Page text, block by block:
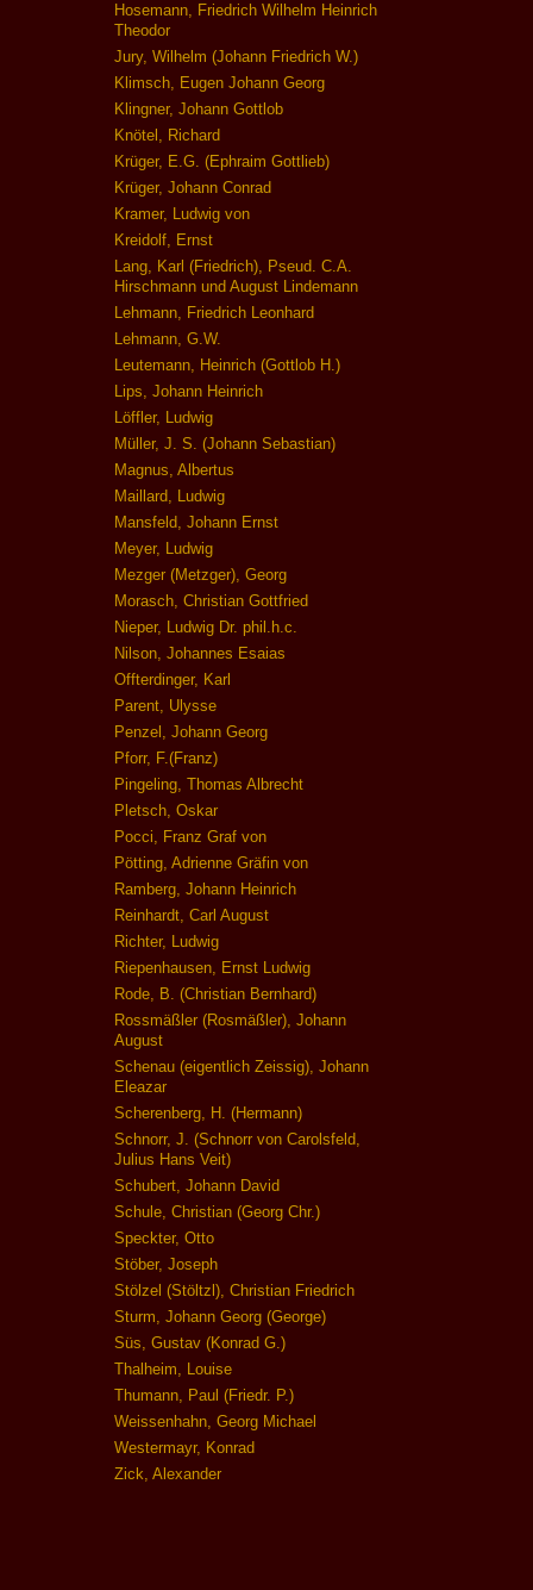
Hosemann, Friedrich Wilhelm Heinrich
Theodor
Jury, Wilhelm (Johann Friedrich W.)
Klimsch, Eugen Johann Georg
Klingner, Johann Gottlob
Knötel, Richard
Krüger, E.G. (Ephraim Gottlieb)
Krüger, Johann Conrad
Kramer, Ludwig von
Kreidolf, Ernst
Lang, Karl (Friedrich), Pseud. C.A.
Hirschmann und August Lindemann
Lehmann, Friedrich Leonhard
Lehmann, G.W.
Leutemann, Heinrich (Gottlob H.)
Lips, Johann Heinrich
Löffler, Ludwig
Müller, J. S. (Johann Sebastian)
Magnus, Albertus
Maillard, Ludwig
Mansfeld, Johann Ernst
Meyer, Ludwig
Mezger (Metzger), Georg
Morasch, Christian Gottfried
Nieper, Ludwig Dr. phil.h.c.
Nilson, Johannes Esaias
Offterdinger, Karl
Parent, Ulysse
Penzel, Johann Georg
Pforr, F.(Franz)
Pingeling, Thomas Albrecht
Pletsch, Oskar
Pocci, Franz Graf von
Pötting, Adrienne Gräfin von
Ramberg, Johann Heinrich
Reinhardt, Carl August
Richter, Ludwig
Riepenhausen, Ernst Ludwig
Rode, B. (Christian Bernhard)
Rossmäßler (Rosmäßler), Johann
August
Schenau (eigentlich Zeissig), Johann
Eleazar
Scherenberg, H. (Hermann)
Schnorr, J. (Schnorr von Carolsfeld,
Julius Hans Veit)
Schubert, Johann David
Schule, Christian (Georg Chr.)
Speckter, Otto
Stöber, Joseph
Stölzel (Stöltzl), Christian Friedrich
Sturm, Johann Georg (George)
Süs, Gustav (Konrad G.)
Thalheim, Louise
Thumann, Paul (Friedr. P.)
Weissenhahn, Georg Michael
Westermayr, Konrad
Zick, Alexander